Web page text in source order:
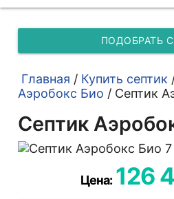
ПОДОБРАТЬ
Главная / Купить септик
Аэробокс Био / Септик
Септик
Цена: 126